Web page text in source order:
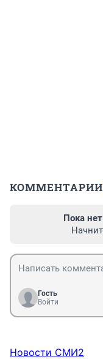
КОММЕНТАРИИ
Пока
Гость
Войти
Новости СМИ2